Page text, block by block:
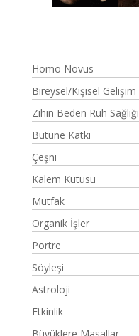
Homo Novus
Bireysel/Kişisel Gelişim
Zihin Beden Ruh Sağlığı
Bütüne Katkı
Çeşni
Kalem Kutusu
Mutfak
Organik İşler
Portre
Söyleşi
Astroloji
Etkinlik